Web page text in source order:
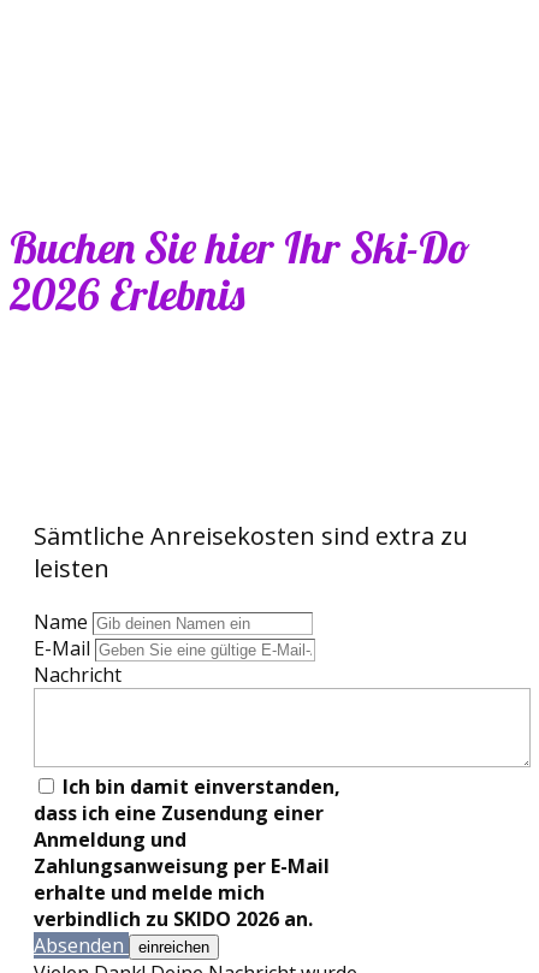
Buchen Sie hier Ihr Ski-Do
2026 Erlebnis
Sämtliche Anreisekosten sind extra zu
leisten
Name
E-Mail
Nachricht
Ich bin damit einverstanden,
dass ich eine Zusendung einer
Anmeldung und
Zahlungsanweisung per E-Mail
erhalte und melde mich
verbindlich zu SKIDO 2026 an.
Absenden